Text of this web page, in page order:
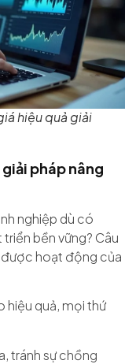
hiệu quả giải
pháp nâng
nghiệp dù có
bền vững? Câu
được hoạt động của
hiệu quả, mọi thứ
tránh sự chồng